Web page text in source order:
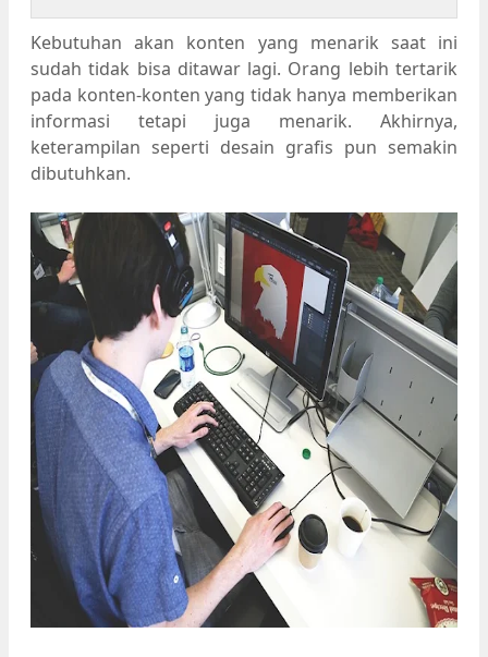
Kebutuhan akan konten yang menarik saat ini
sudah tidak bisa ditawar lagi. Orang lebih tertarik
pada konten-konten yang tidak hanya memberikan
informasi tetapi juga menarik. Akhirnya,
keterampilan seperti desain grafis pun semakin
dibutuhkan.